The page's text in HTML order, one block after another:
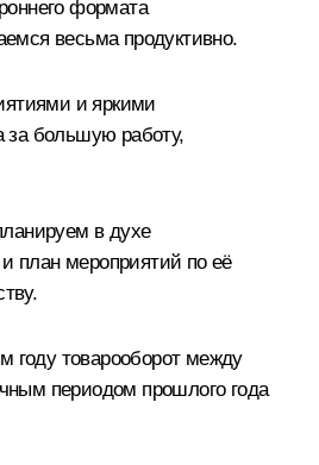
формата
весьма продуктивно.
и яркими
за большую работу,
в духе
план мероприятий по её
году товарооборот между
периодом прошлого года